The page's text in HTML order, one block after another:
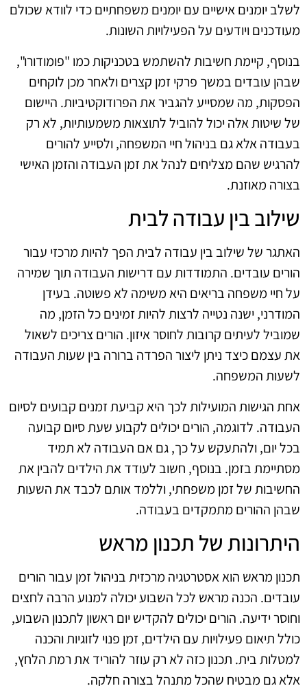
לשלב יומנים אישיים עם יומנים משפחתיים כדי לוודא שכולם
מעודכנים ויודעים על הפעילויות השונות.
בנוסף, קיימת חשיבות להשתמש בטכניקות כמו "פומודורו",
שבהן עובדים במשך פרקי זמן קצרים ולאחר מכן לוקחים
הפסקות, מה שמסייע להגביר את הפרודוקטיביות. היישום
של שיטות אלה יכול להוביל לתוצאות משמעותיות, לא רק
בעבודה אלא גם בניהול חיי המשפחה, ולסייע להורים
להרגיש שהם מצליחים לנהל את זמן העבודה והזמן האישי
בצורה מאוזנת.
שילוב בין עבודה לבית
האתגר של שילוב בין עבודה לבית הפך להיות מרכזי עבור
הורים עובדים. התמודדות עם דרישות העבודה תוך שמירה
על חיי משפחה בריאים היא משימה לא פשוטה. בעידן
המודרני, ישנה נטייה לרצות להיות זמינים כל הזמן, מה
שמוביל לעיתים קרובות לחוסר איזון. הורים צריכים לשאול
את עצמם כיצד ניתן ליצור הפרדה ברורה בין שעות העבודה
לשעות המשפחה.
אחת הגישות המועילות לכך היא קביעת זמנים קבועים לסיום
העבודה. לדוגמה, הורים יכולים לקבוע שעת סיום קבועה
בכל יום, ולהתעקש על כך, גם אם העבודה לא תמיד
מסתיימת בזמן. בנוסף, חשוב לעודד את הילדים להבין את
החשיבות של זמן משפחתי, וללמד אותם לכבד את השעות
שבהן ההורים מתמקדים בעבודה.
היתרונות של תכנון מראש
תכנון מראש הוא אסטרטגיה מרכזית בניהול זמן עבור הורים
עובדים. הכנה מראש לכל השבוע יכולה למנוע הרבה לחצים
וחוסר ידיעה. הורים יכולים להקדיש יום ראשון לתכנון השבוע,
כולל תיאום פעילויות עם הילדים, זמן פנוי לזוגיות והכנה
למטלות בית. תכנון כזה לא רק עוזר להוריד את רמת הלחץ,
אלא גם מבטיח שהכל מתנהל בצורה חלקה.